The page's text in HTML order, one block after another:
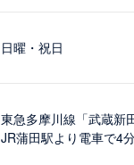
日曜・祝日
東急多摩川線「武蔵新
JR蒲田駅より電車で4